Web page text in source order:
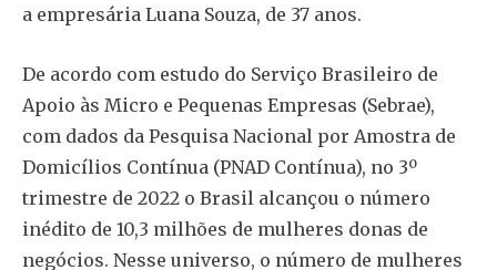
a empresária Luana Souza, de 37 anos.
De acordo com estudo do Serviço Brasileiro de
Apoio às Micro e Pequenas Empresas (Sebrae),
com dados da Pesquisa Nacional por Amostra de
Domicílios Contínua (PNAD Contínua), no 3º
trimestre de 2022 o Brasil alcançou o número
inédito de 10,3 milhões de mulheres donas de
negócios. Nesse universo, o número de mulheres